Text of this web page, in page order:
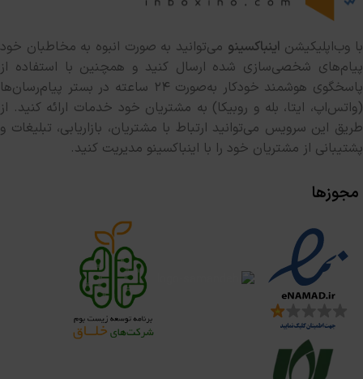
با وب‌اپلیکیشن اینباکسینو می‌توانید به صورت انبوه به مخاطبان خود
پیام‌های شخصی‌سازی شده ارسال کنید و همچنین با استفاده از
پاسخگوی هوشمند خودکار به‌صورت ۲۴ ساعته در بستر پیام‌رسان‌ها
(واتس‌اپ، ایتا، بله و روبیکا) به مشتریان خود خدمات ارائه کنید. از
طریق این سرویس می‌توانید ارتباط با مشتریان، بازاریابی، تبلیغات و
پشتیبانی از مشتریان خود را با اینباکسینو مدیریت کنید.
مجوزها